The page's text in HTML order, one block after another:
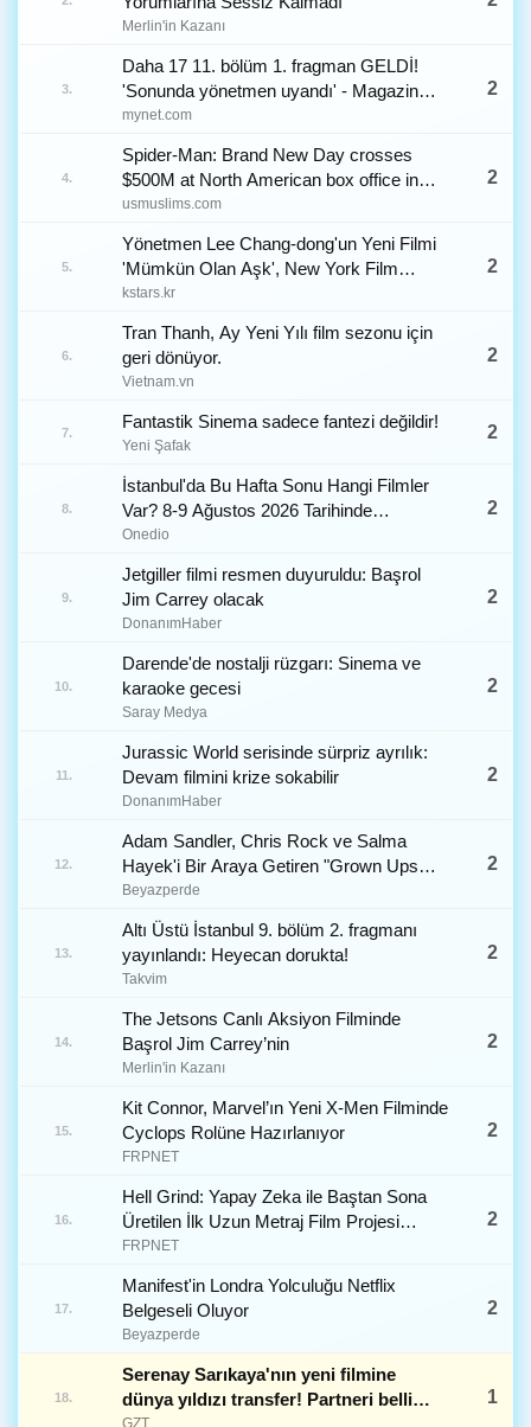
Merlin'in Kazanı
3.
Daha 17 11. bölüm 1. fragman GELDİ!
'Sonunda yönetmen uyandı' - Magazin
Haberleri
mynet.com
2
4.
Spider-Man: Brand New Day crosses
$500M at North American box office in
record 7 days
usmuslims.com
2
5.
Yönetmen Lee Chang-dong'un Yeni Filmi
'Mümkün Olan Aşk', New York Film
Festivali Ana Sleet Bölümüne Resmi
kstars.kr
2
6.
Tran Thanh, Ay Yeni Yılı film sezonu için
geri dönüyor.
Vietnam.vn
2
7.
Fantastik Sinema sadece fantezi değildir!
Yeni Şafak
2
8.
İstanbul'da Bu Hafta Sonu Hangi Filmler
Var? 8-9 Ağustos 2026 Tarihinde
Vizyondaki Filmler
Onedio
2
9.
Jetgiller filmi resmen duyuruldu: Başrol
Jim Carrey olacak
DonanımHaber
2
10.
Darende'de nostalji rüzgarı: Sinema ve
karaoke gecesi
Saray Medya
2
11.
Jurassic World serisinde sürpriz ayrılık:
Devam filmini krize sokabilir
DonanımHaber
2
12.
Adam Sandler, Chris Rock ve Salma
Hayek'i Bir Araya Getiren "Grown Ups
3"den İlk Görseller Yayınlandı
Beyazperde
2
13.
Altı Üstü İstanbul 9. bölüm 2. fragmanı
yayınlandı: Heyecan dorukta!
Takvim
2
14.
The Jetsons Canlı Aksiyon Filminde
Başrol Jim Carrey’nin
Merlin'in Kazanı
2
15.
Kit Connor, Marvel’ın Yeni X-Men Filminde
Cyclops Rolüne Hazırlanıyor
FRPNET
2
16.
Hell Grind: Yapay Zeka ile Baştan Sona
Üretilen İlk Uzun Metraj Film Projesi
Yayınlandı [Hemen İzle]
FRPNET
2
17.
Manifest'in Londra Yolculuğu Netflix
Belgeseli Oluyor
Beyazperde
2
18.
Serenay Sarıkaya'nın yeni filmine
dünya yıldızı transfer! Partneri belli
GZT
1